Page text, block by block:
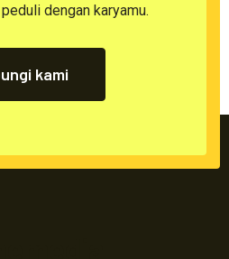
dengan karyamu.
kami